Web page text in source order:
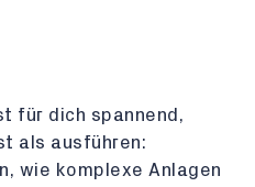
für dich spannend,
als ausführen:
wie komplexe Anlagen